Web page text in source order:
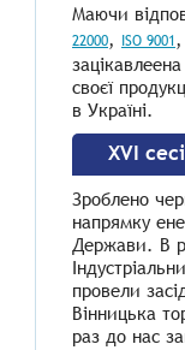
Маючи
22000, ISO 9001,
своєї
в Україні.
XVI
Зроблено
напрямку
Держави. В
провели
Вінницька
раз до нас